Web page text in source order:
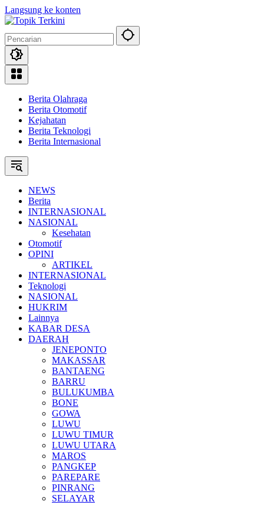
Langsung ke konten
Berita Olahraga
Berita Otomotif
Kejahatan
Berita Teknologi
Berita Internasional
NEWS
Berita
INTERNASIONAL
NASIONAL
Kesehatan
Otomotif
OPINI
ARTIKEL
INTERNASIONAL
Teknologi
NASIONAL
HUKRIM
Lainnya
KABAR DESA
DAERAH
JENEPONTO
MAKASSAR
BANTAENG
BARRU
BULUKUMBA
BONE
GOWA
LUWU
LUWU TIMUR
LUWU UTARA
MAROS
PANGKEP
PAREPARE
PINRANG
SELAYAR